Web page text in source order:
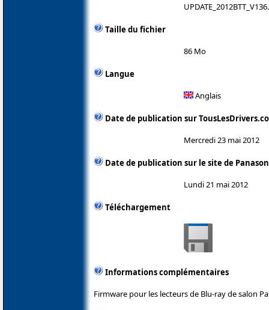
Taille du fichier
86 Mo
Langue
Anglais
Date de publication sur
Mercredi 23 mai 2012
Date de publication sur le site de
Lundi 21 mai 2012
Téléchargement
Informations complémentaires
Firmware pour les lecteurs de Blu-ray de salon